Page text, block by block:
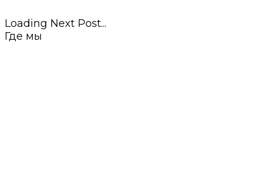
Loading Next Post...
Где мы